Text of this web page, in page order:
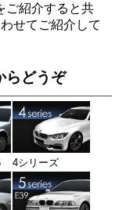
ご紹介すると共
せてご紹介して
らどうぞ
4シリーズ